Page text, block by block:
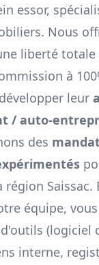
essor,
Nous
liberté
à
leur
/ auto-
des
région Saissac.
équipe,
(logiciel
interne,